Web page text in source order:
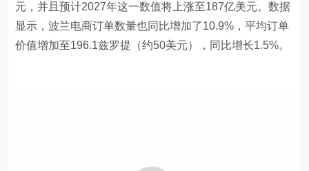
元，并且预计2027年这一数值将上涨至187亿美元。数据
显示，波兰电商订单数量也同比增加了10.9%，平均订单
价值增加至196.1兹罗提（约50美元），同比增长1.5%。